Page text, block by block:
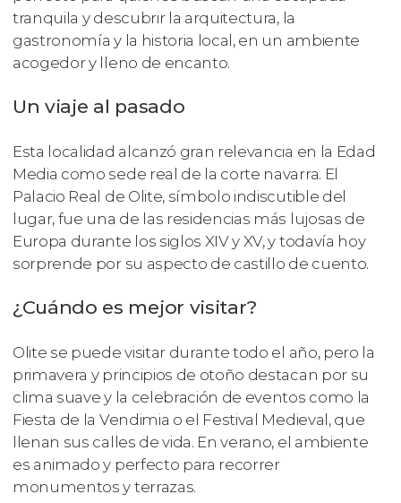
tranquila y descubrir la arquitectura, la
gastronomía y la historia local, en un ambiente
acogedor y lleno de encanto.
Un viaje al pasado
Esta localidad alcanzó gran relevancia en la Edad
Media como sede real de la corte navarra. El
Palacio Real de Olite, símbolo indiscutible del
lugar, fue una de las residencias más lujosas de
Europa durante los siglos XIV y XV, y todavía hoy
sorprende por su aspecto de castillo de cuento.
¿Cuándo es mejor visitar?
Olite se puede visitar durante todo el año, pero la
primavera y principios de otoño destacan por su
clima suave y la celebración de eventos como la
Fiesta de la Vendimia o el Festival Medieval, que
llenan sus calles de vida. En verano, el ambiente
es animado y perfecto para recorrer
monumentos y terrazas.